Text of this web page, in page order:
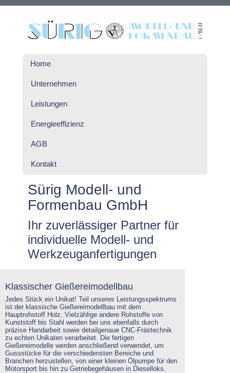
Home
Unternehmen
Leistungen
Energieeffizienz
AGB
Kontakt
Sürig Modell- und
Formenbau GmbH
Ihr zuverlässiger Partner für
individuelle Modell- und
Werkzeuganfertigungen
Klassischer Gießereimodellbau
Jedes Stück ein Unikat! Teil unseres Leistungsspektrums
ist der klassische Gießereimodellbau mit dem
Hauptrohstoff Holz. Vielzählige andere Rohstoffe von
Kunststoff bis Stahl werden bei uns ebenfalls durch
präzise Handarbeit sowie detailgenaue CNC-Frästechnik
zu echten Unikaten verarbeitet. Die fertigen
Gießereimodelle werden anschließend verwendet, um
Gussstücke für die verschiedensten Bereiche und
Branchen herzustellen, von einer kleinen Ölpumpe für den
Motorsport bis hin zu Getriebegehäusen in Dieselloks.